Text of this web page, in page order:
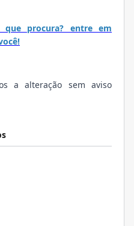
procura? entre em
a alteração sem aviso